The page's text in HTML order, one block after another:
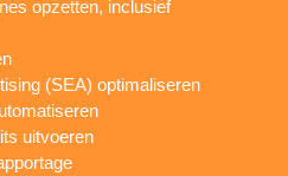
opzetten, inclusief
(SEA) optimaliseren
uitvoeren